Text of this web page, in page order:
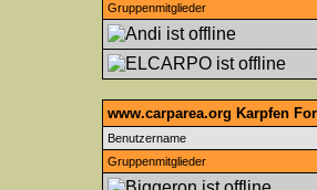
Gruppenmitglieder
www.carparea.org Karpfen
Benutzername
Gruppenmitglieder